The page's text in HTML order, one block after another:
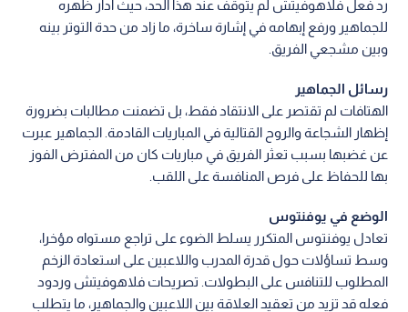
رد فعل فلاهوفيتش لم يتوقف عند هذا الحد، حيث أدار ظهره
للجماهير ورفع إبهامه في إشارة ساخرة، ما زاد من حدة التوتر بينه
وبين مشجعي الفريق.
رسائل الجماهير
الهتافات لم تقتصر على الانتقاد فقط، بل تضمنت مطالبات بضرورة
إظهار الشجاعة والروح القتالية في المباريات القادمة. الجماهير عبرت
عن غضبها بسبب تعثر الفريق في مباريات كان من المفترض الفوز
بها للحفاظ على فرص المنافسة على اللقب.
الوضع في يوفنتوس
تعادل يوفنتوس المتكرر يسلط الضوء على تراجع مستواه مؤخرا،
وسط تساؤلات حول قدرة المدرب واللاعبين على استعادة الزخم
المطلوب للتنافس على البطولات. تصريحات فلاهوفيتش وردود
فعله قد تزيد من تعقيد العلاقة بين اللاعبين والجماهير، ما يتطلب